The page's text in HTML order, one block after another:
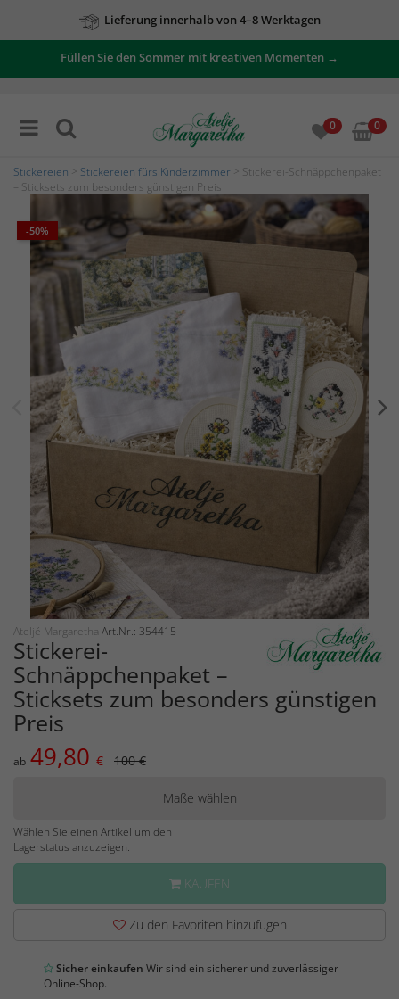
Lieferung innerhalb von 4–8 Werktagen
Füllen Sie den Sommer mit kreativen Momenten →
0 0
Stickereien Stickereien fürs Kinderzimmer > Stickerei-Schnäppchenpaket
– Sticksets zum besonders günstigen Preis
-50%
Ateljé Margaretha Art.Nr.: 354415
Stickerei-
Schnäppchenpaket –
Sticksets zum besonders günstigen
Preis
ab 49,80 € 100 €
Maße wählen
Wählen Sie einen Artikel um den
Lagerstatus anzuzeigen.
KAUFEN
Zu den Favoriten hinzufügen
Sicher einkaufen Wir sind ein sicherer und zuverlässiger
Online-Shop.